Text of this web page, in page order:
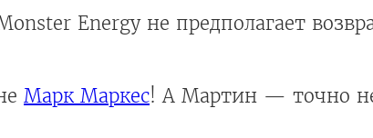
Energy не предполагает
Марк Маркес! А Мартин — точно